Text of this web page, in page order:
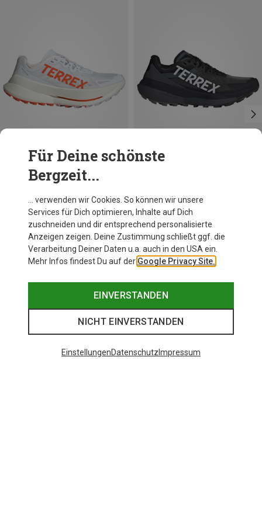
Du sparst 34%
Für Deine schönste
Bergzeit...
… verwenden wir Cookies. So können wir unsere
Services für Dich optimieren, Inhalte auf Dich
zuschneiden und dir entsprechend personalisierte
Anzeigen zeigen. Deine Zustimmung schließt ggf. die
Verarbeitung Deiner Daten u.a. auch in den USA ein.
Mehr Infos findest Du auf der Google Privacy Site.
EINVERSTANDEN
NICHT EINVERSTANDEN
EinstellungenDatenschutz Impressum